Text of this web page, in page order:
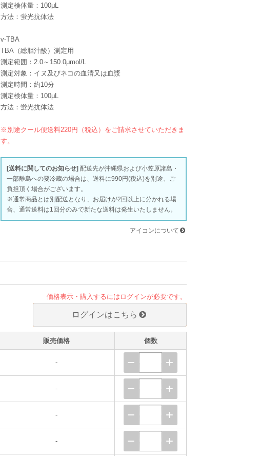
測定検体量：100μL
方法：蛍光抗体法
v-TBA
TBA（総胆汁酸）測定用
測定範囲：2.0～150.0μmol/L
測定対象：イヌ及びネコの血清又は血漿
測定時間：約10分
測定検体量：100μL
方法：蛍光抗体法
※別途クール便送料220円（税込）をご請求させていただきま
す。
[送料に関してのお知らせ] 配送先が沖縄県および小笠原諸島・
一部離島への要冷蔵の場合は、送料に990円(税込)を別途、ご
負担頂く場合がございます。
※通常商品とは別配送となり、お届けが2回以上に分かれる場
合、通常送料は1回分のみで新たな送料は発生いたしません。
アイコンについて
価格表示・購入するにはログインが必要です。
ログインはこちら
販売価格 個数
-
-
-
-